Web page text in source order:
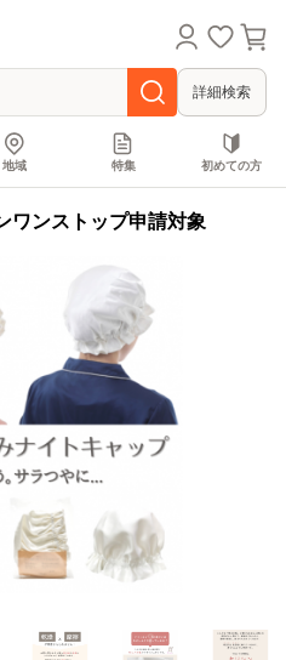
詳細検索
地域 特集 初めての方
ワンストップ申請対象